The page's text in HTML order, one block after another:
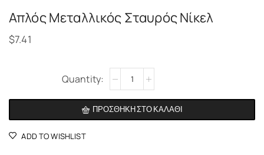
Απλός Μεταλλικός Σταυρός Νίκελ
$7.41
ΠΡΟΣΘΉΚΗ ΣΤΟ ΚΑΛΆΘΙ
Alternative:
ADD TO WISHLIST